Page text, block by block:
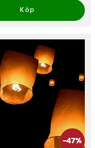
Köp
-47%